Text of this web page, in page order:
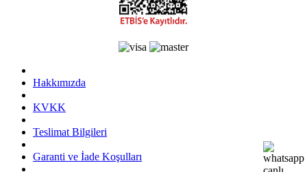
Hakkımızda
KVKK
Teslimat Bilgileri
Garanti ve İade Koşulları